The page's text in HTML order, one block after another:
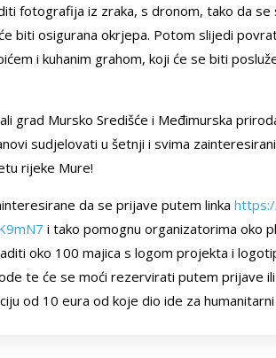
fotografija iz zraka, s dronom, tako da se
će biti osigurana okrjepa. Potom slijedi
i kuhanim grahom, koji će se biti
grad Mursko Središće i Međimurska
sudjelovati u šetnji i svima
rijeke Mure!
da se prijave putem linka
i tako pomognu organizatorima oko
oko 100 majica s logom projekta i
te će se moći rezervirati putem prijave
od 10 eura od koje dio ide za humanitarni